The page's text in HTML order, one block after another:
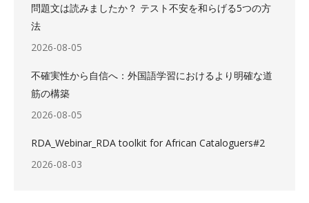
問題文は読みましたか？ テスト不安を和らげる5つの方
法
2026-08-05
不確実性から自信へ：外国語学習におけるより明確な道
筋の構築
2026-08-05
RDA_Webinar_RDA toolkit for African Cataloguers#2
2026-08-03